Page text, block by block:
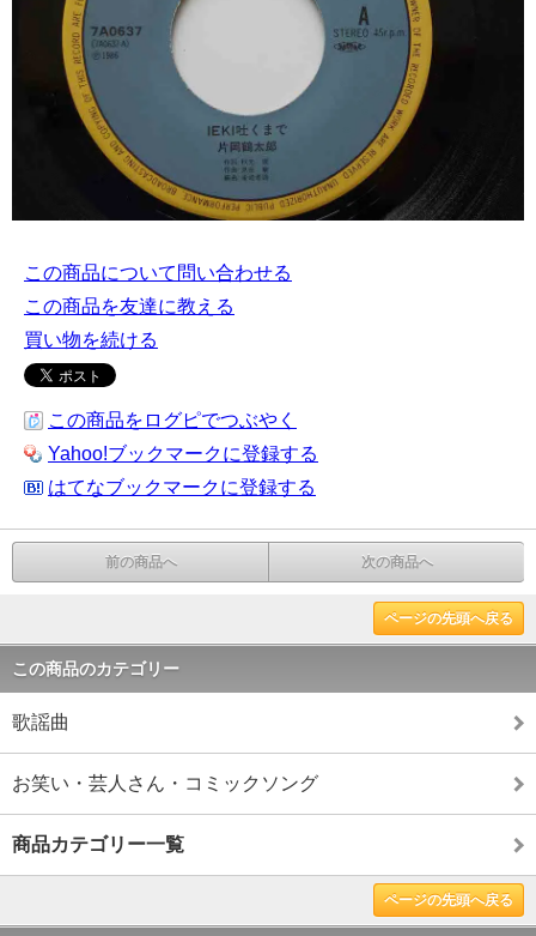
この商品について問い合わせる
この商品を友達に教える
買い物を続ける
この商品をログピでつぶやく
Yahoo!ブックマークに登録する
はてなブックマークに登録する
前の商品へ 次の商品へ
ページの先頭へ戻る
この商品のカテゴリー
歌謡曲
お笑い・芸人さん・コミックソング
商品カテゴリー一覧
ページの先頭へ戻る